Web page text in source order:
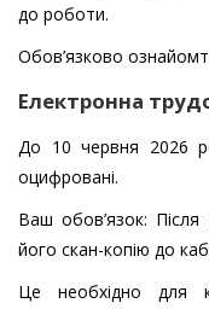
до роботи.
Обов’язково
Електронна
До 10 червня 2026
оцифровані.
Ваш обов’язок:
його скан-копію до
Це необхідно для